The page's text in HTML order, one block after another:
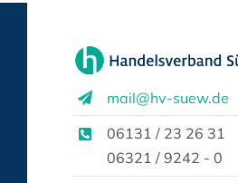
mail@hv-suew.de
06131 / 23 26 31
06321 / 9242 - 0